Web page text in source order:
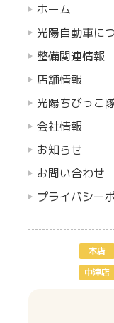
ホーム
光陽自動車に
整備関連情報
店舗情報
光陽ちびっこ
会社情報
お知らせ
お問い合わせ
プライバシー
本店
中津店